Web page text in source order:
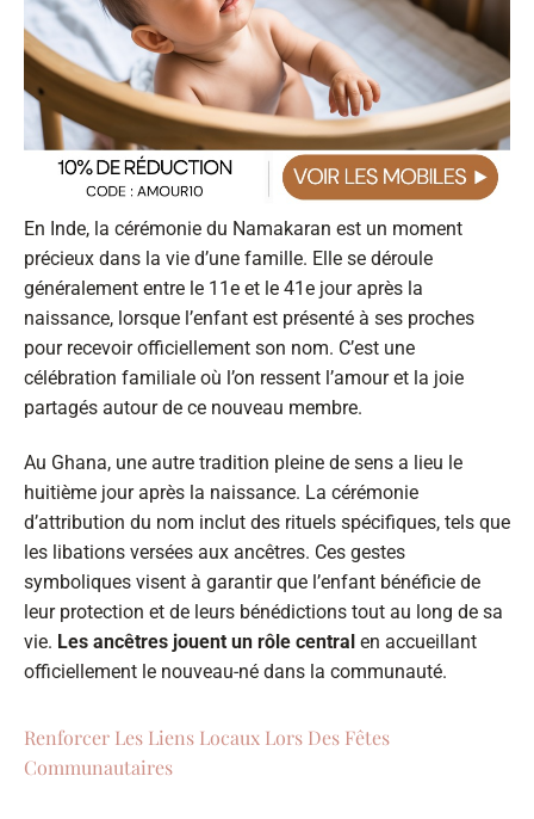
En Inde, la cérémonie du Namakaran est un moment
précieux dans la vie d’une famille. Elle se déroule
généralement entre le 11e et le 41e jour après la
naissance, lorsque l’enfant est présenté à ses proches
pour recevoir officiellement son nom. C’est une
célébration familiale où l’on ressent l’amour et la joie
partagés autour de ce nouveau membre.
Au Ghana, une autre tradition pleine de sens a lieu le
huitième jour après la naissance. La cérémonie
d’attribution du nom inclut des rituels spécifiques, tels que
les libations versées aux ancêtres. Ces gestes
symboliques visent à garantir que l’enfant bénéficie de
leur protection et de leurs bénédictions tout au long de sa
vie. Les ancêtres jouent un rôle central en accueillant
officiellement le nouveau-né dans la communauté.
Renforcer Les Liens Locaux Lors Des Fêtes
Communautaires